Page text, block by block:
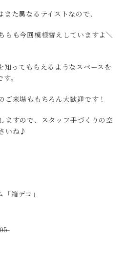
また異なるテイストなので、
らも今回模様替えしていますよ＼
知ってもらえるようなスペースを
。
ご来場ももちろん大歓迎です！
ますので、スタッフ手づくりの空
いね♪
「箱デコ」